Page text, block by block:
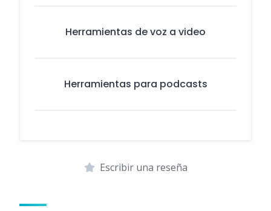
Herramientas de voz a video
Herramientas para podcasts
Escribir una reseña